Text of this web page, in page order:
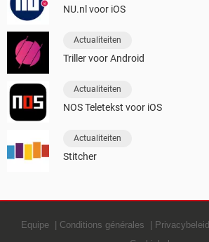
NU.nl voor iOS
Actualiteiten
Triller voor Android
Actualiteiten
NOS Teletekst voor iOS
Actualiteiten
Stitcher
Equipe Conditions générales Privacybeleid